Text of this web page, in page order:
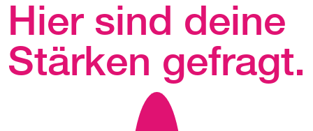
Hier sind deine
Stärken gefragt.